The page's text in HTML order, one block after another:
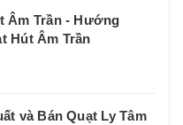
Âm Trần - Hướng
Hút Âm Trần
và Bán Quạt Ly Tâm